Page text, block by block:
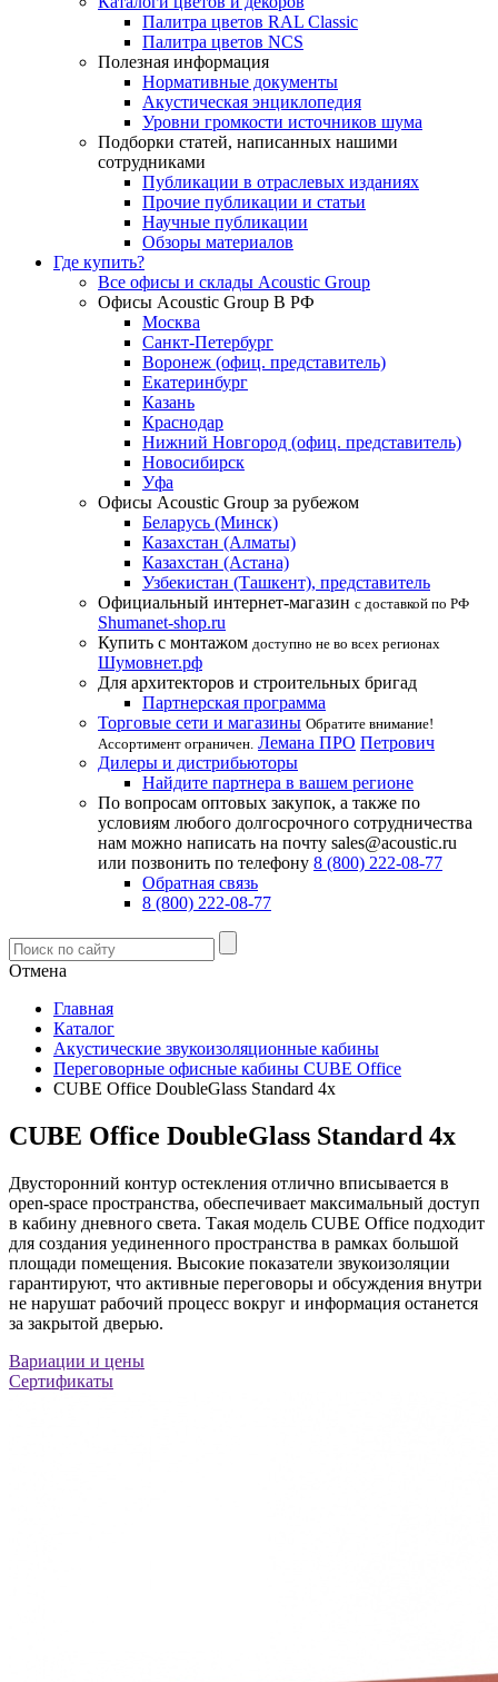
Палитра цветов RAL Сlassic
Палитра цветов NCS
Полезная информация
Нормативные документы
Акустическая энциклопедия
Уровни громкости источников шума
Подборки статей, написанных нашими
сотрудниками
Публикации в отраслевых изданиях
Прочие публикации и статьи
Научные публикации
Обзоры материалов
Где купить?
Все офисы и склады Acoustic Group
Офисы Acoustic Group В РФ
Москва
Санкт-Петербург
Воронеж (офиц. представитель)
Екатеринбург
Казань
Краснодар
Нижний Новгород (офиц. представитель)
Новосибирск
Уфа
Офисы Acoustic Group за рубежом
Беларусь (Минск)
Казахстан (Алматы)
Казахстан (Астана)
Узбекистан (Ташкент), представитель
Официальный интернет-магазин с доставкой по РФ
Shumanet-shop.ru
Купить с монтажом доступно не во всех регионах
Шумовнет.рф
Для архитекторов и строительных бригад
Партнерская программа
Торговые сети и магазины Обратите внимание!
Ассортимент ограничен. Лемана ПРО Петрович
Дилеры и дистрибьюторы
Найдите партнера в вашем регионе
По вопросам оптовых закупок, а также по
условиям любого долгосрочного сотрудничества
нам можно написать на почту sales@acoustic.ru
или позвонить по телефону 8 (800) 222-08-77
Обратная связь
8 (800) 222-08-77
Отмена
Главная
Каталог
Акустические звукоизоляционные кабины
Переговорные офисные кабины CUBE Office
CUBE Office DoubleGlass Standard 4x
CUBE Office DoubleGlass Standard 4x
Двусторонний контур остекления отлично вписывается в
open-space пространства, обеспечивает максимальный доступ
в кабину дневного света. Такая модель CUBE Office подходит
для создания уединенного пространства в рамках большой
площади помещения. Высокие показатели звукоизоляции
гарантируют, что активные переговоры и обсуждения внутри
не нарушат рабочий процесс вокруг и информация останется
за закрытой дверью.
Вариации и цены
Сертификаты